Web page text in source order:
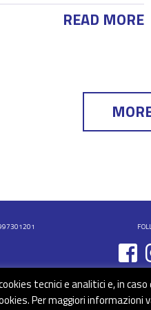
READ MORE
tecnici e analitici e, in
Per maggiori informazioni